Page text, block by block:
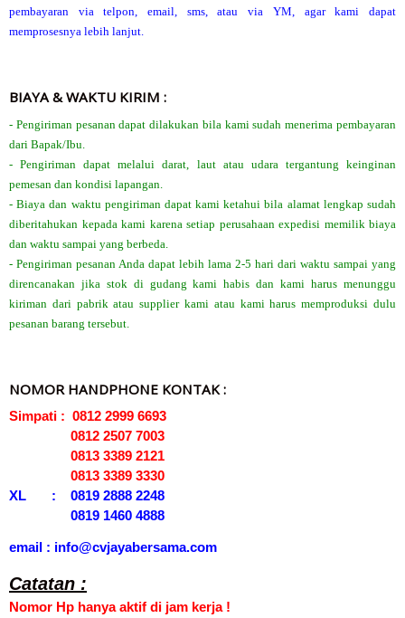
pembayaran via telpon, email, sms, atau via YM, agar kami dapat
memprosesnya lebih lanjut.
BIAYA & WAKTU KIRIM :
- Pengiriman pesanan dapat dilakukan bila kami sudah menerima pembayaran
dari Bapak/Ibu.
- Pengiriman dapat melalui darat, laut atau udara tergantung keinginan
pemesan dan kondisi lapangan.
- Biaya dan waktu pengiriman dapat kami ketahui bila alamat lengkap sudah
diberitahukan kepada kami karena setiap perusahaan expedisi memilik biaya
dan waktu sampai yang berbeda.
- Pengiriman pesanan Anda dapat lebih lama 2-5 hari dari waktu sampai yang
direncanakan jika stok di gudang kami habis dan kami harus menunggu
kiriman dari pabrik atau supplier kami atau kami harus memproduksi dulu
pesanan barang tersebut.
NOMOR HANDPHONE KONTAK :
Simpati : 0812 2999 6693
0812 2507 7003
0813 3389 2121
0813 3389 3330
XL : 0819 2888 2248
0819 1460 4888
email : info@cvjayabersama.com
Catatan :
Nomor Hp hanya aktif di jam kerja !